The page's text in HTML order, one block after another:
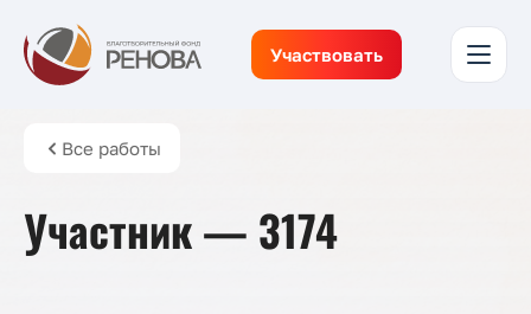
Участвовать
Все работы
Участник — 3174